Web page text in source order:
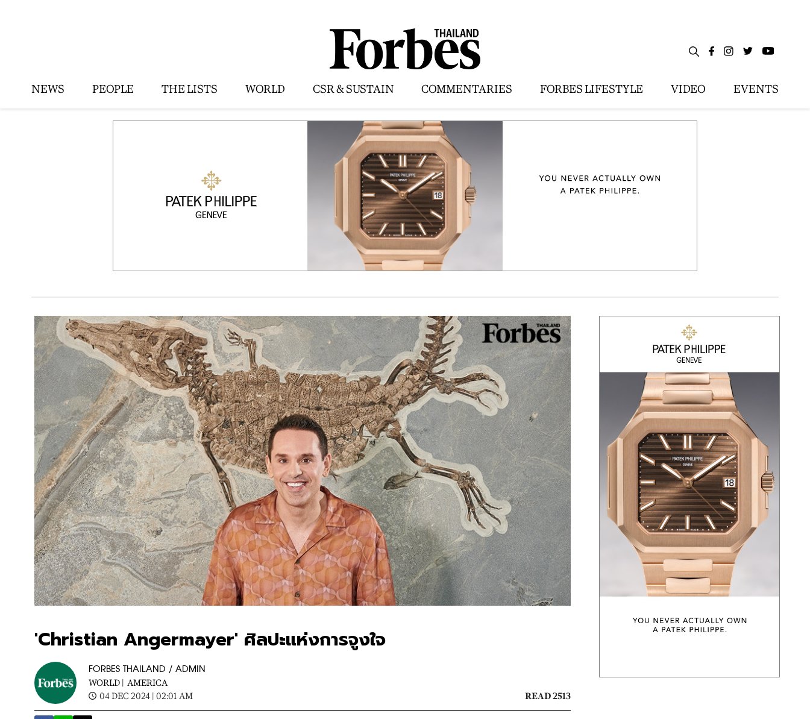
NEWS PEOPLE THE LISTS WORLD CSR & SUSTAIN COMMENTARIES FORBES LIFESTYLE VIDEO EVENTS
'Christian Angermayer' ศิลปะแห่งการจูงใจ
FORBES THAILAND / ADMIN
WORLD | AMERICA
04 DEC 2024 | 02:01 AM
READ 2513